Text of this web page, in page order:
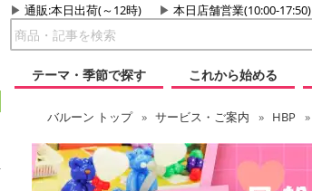
通販:本日出荷(～12時) 本日店舗営業(10:00-17:50)
テーマ・季節で探す
これから始める
バルーン トップ サービス・ご案内 HBP